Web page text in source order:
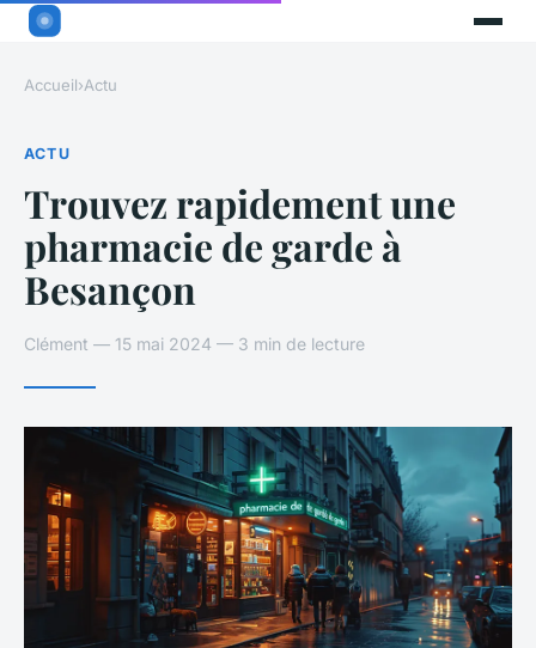
Accueil›Actu
ACTU
Trouvez rapidement une
pharmacie de garde à
Besançon
Clément — 15 mai 2024 — 3 min de lecture